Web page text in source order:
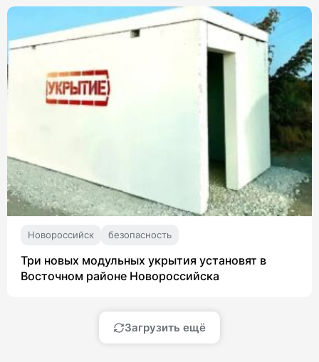
Новороссийск безопасность
Три новых модульных укрытия установят в
Восточном районе Новороссийска
Загрузить ещё